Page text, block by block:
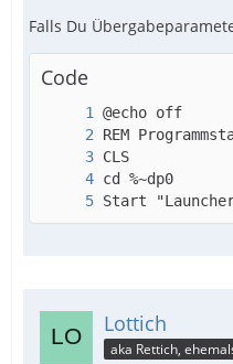
Falls Du
Code
Start
Lottich